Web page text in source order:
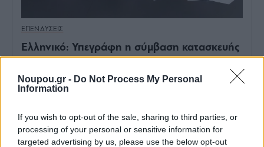
Noupou.gr - Do Not Process My Personal
Information
If you wish to opt-out of the sale, sharing to third parties, or
processing of your personal or sensitive information for
targeted advertising by us, please use the below opt-out
ΕΠΕΝΔΥΣΕΙΣ
Ελληνικό: Υπεγράφη η σύμβαση κατασκευής
του Riviera Tower
Πώς θα είναι η τελική μορφή της
Παραλιακής μετά την υπογειοποίηση